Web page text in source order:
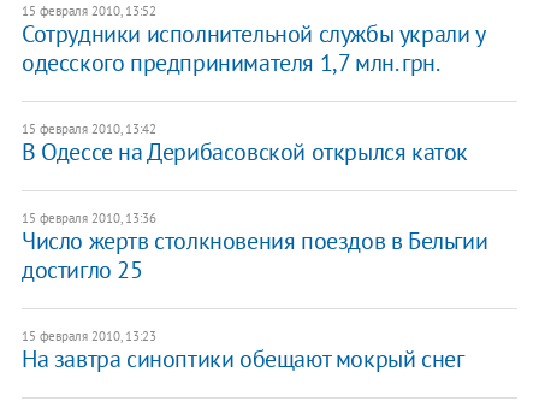
15 февраля 2010, 13:52
Сотрудники исполнительной службы украли у
одесского предпринимателя 1,7 млн. грн.
15 февраля 2010, 13:42
В Одессе на Дерибасовской открылся каток
15 февраля 2010, 13:36
Число жертв столкновения поездов в Бельгии
достигло 25
15 февраля 2010, 13:23
На завтра синоптики обещают мокрый снег